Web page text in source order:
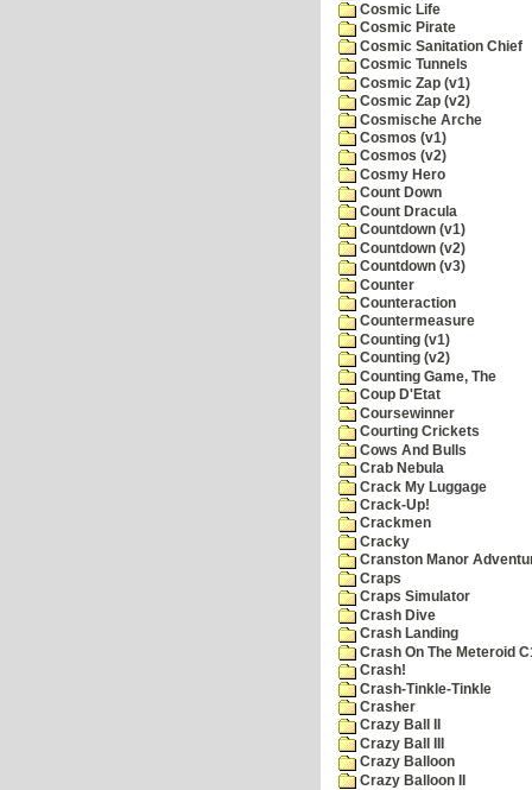
Cosmic Life
Cosmic Pirate
Cosmic Sanitation Chief
Cosmic Tunnels
Cosmic Zap (v1)
Cosmic Zap (v2)
Cosmische Arche
Cosmos (v1)
Cosmos (v2)
Cosmy Hero
Count Down
Count Dracula
Countdown (v1)
Countdown (v2)
Countdown (v3)
Counter
Counteraction
Countermeasure
Counting (v1)
Counting (v2)
Counting Game, The
Coup D'Etat
Coursewinner
Courting Crickets
Cows And Bulls
Crab Nebula
Crack My Luggage
Crack-Up!
Crackmen
Cracky
Cranston Manor
Craps
Craps Simulator
Crash Dive
Crash Landing
Crash On The Meteroid
Crash!
Crash-Tinkle-Tinkle
Crasher
Crazy Ball II
Crazy Ball III
Crazy Balloon
Crazy Balloon II